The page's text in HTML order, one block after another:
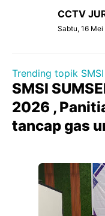
CCTV
Sabtu, 16
Trending topik
SMSI
2026 ,
tancap gas